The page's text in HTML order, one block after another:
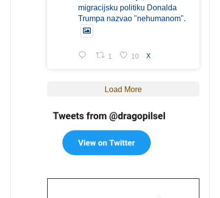
migracijsku politiku Donalda
Trumpa nazvao "nehumanom".
1 10 X
Load More